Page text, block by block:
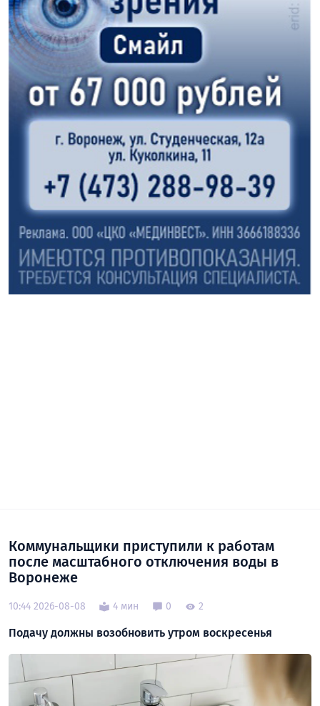
Коммунальщики приступили к работам
после масштабного отключения воды в
Воронеже
10:44 2026-08-08 4 мин 0 2
Подачу должны возобновить утром воскресенья